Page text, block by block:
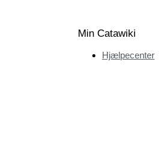
Min Catawiki
Hjælpecenter